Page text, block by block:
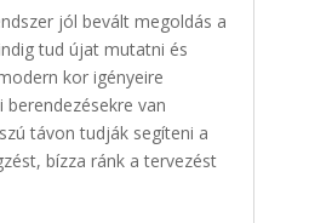
jól bevált megoldás a
tud újat mutatni és
kor igényeire
berendezésekre van
távon tudják segíteni a
bízza ránk a tervezést